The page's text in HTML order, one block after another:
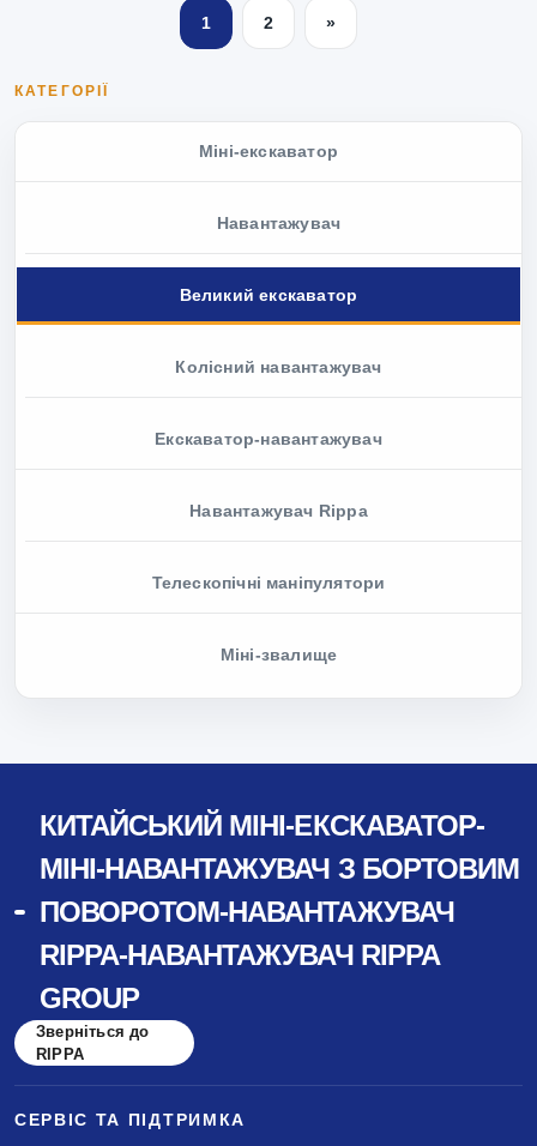
КАТЕГОРІЇ
Міні-екскаватор
Навантажувач
Великий екскаватор
Колісний навантажувач
Екскаватор-навантажувач
Навантажувач Rippa
Телескопічні маніпулятори
Міні-звалище
1 2 »
КИТАЙСЬКИЙ МІНІ-ЕКСКАВАТОР-
МІНІ-НАВАНТАЖУВАЧ З БОРТОВИМ
ПОВОРОТОМ-НАВАНТАЖУВАЧ
RIPPA-НАВАНТАЖУВАЧ RIPPA
GROUP
Зверніться до
RIPPA
СЕРВІС ТА ПІДТРИМКА